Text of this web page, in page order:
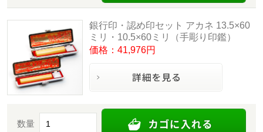
銀行印・認め印セット アカネ 13.5×60
ミリ・10.5×60ミリ（手彫り印鑑）
価格：41,976円
数量